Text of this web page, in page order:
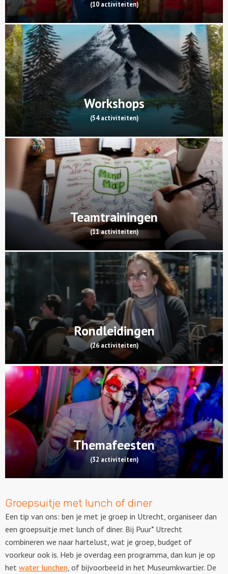
(10 activiteiten)
Workshops
(54 activiteiten)
Teamtrainingen
(11 activiteiten)
Rondleidingen
(26 activiteiten)
Themafeesten
(32 activiteiten)
Groepsuitje met lunch of diner
Een tip van ons: ben je met je groep in Utrecht, organiseer dan
een groepsuitje met lunch of diner. Bij Puur* Utrecht
combineren we naar hartelust, wat je groep, budget of
voorkeur ook is. Heb je overdag een programma, dan kun je op
het water lunchen , of bijvoorbeeld in het Museumkwartier. De